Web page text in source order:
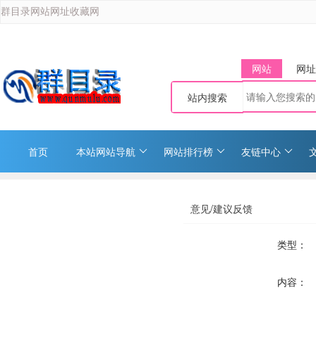
群目录网站网址收藏网
网站 网址
站内搜索
首页 本站网站导航 网站排行榜 友链中心
意见/建议反馈
类型：
内容：